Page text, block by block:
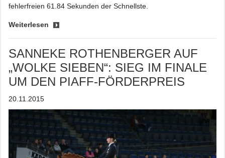
fehlerfreien 61.84 Sekunden der Schnellste.
Weiterlesen
SANNEKE ROTHENBERGER AUF
„WOLKE SIEBEN“: SIEG IM FINALE
UM DEN PIAFF-FÖRDERPREIS
20.11.2015